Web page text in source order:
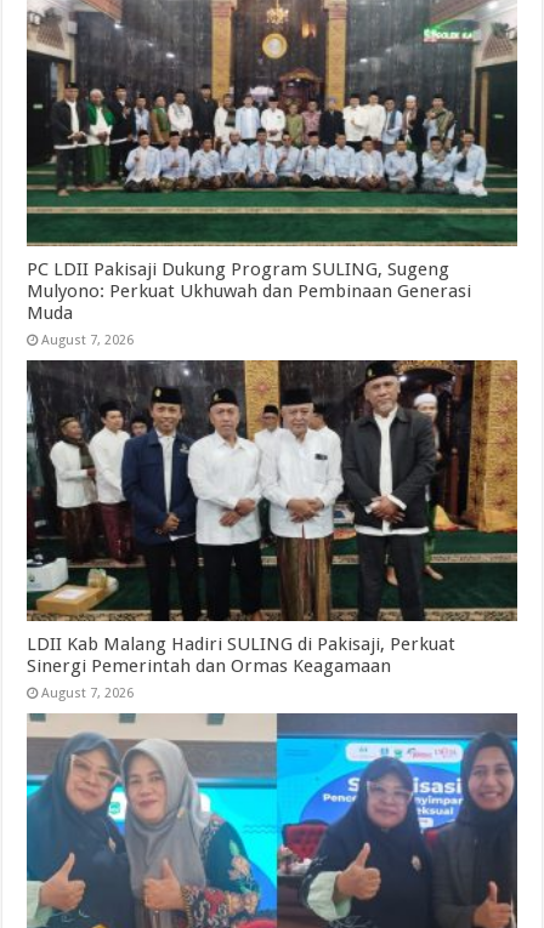
PC LDII Pakisaji Dukung Program SULING, Sugeng
Mulyono: Perkuat Ukhuwah dan Pembinaan Generasi
Muda
August 7, 2026
LDII Kab Malang Hadiri SULING di Pakisaji, Perkuat
Sinergi Pemerintah dan Ormas Keagamaan
August 7, 2026